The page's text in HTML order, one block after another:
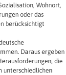
Wohnort,
oder das
berücksichtigt
Daraus ergeben
die
unterschiedlichen